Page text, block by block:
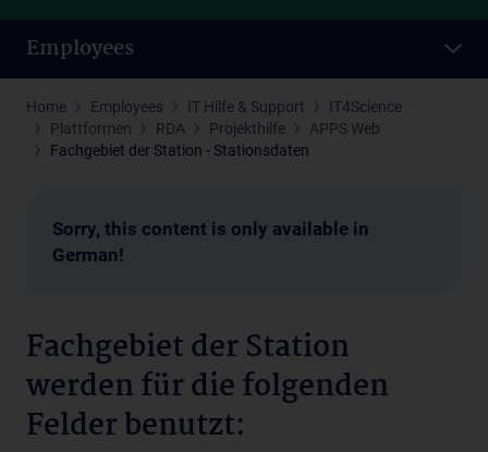
Employees
Home Employees IT Hilfe & Support
IT4Science
Plattformen
RDA Projekthilfe
APPS Web
Fachgebiet der Station - Stationsdaten
Sorry, this content is only available in
German!
Fachgebiet der Station
werden für die folgenden
Felder benutzt: